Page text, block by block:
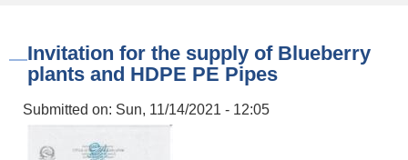
Invitation for the supply of Blueberry
plants and HDPE PE Pipes
Submitted on: Sun, 11/14/2021 - 12:05